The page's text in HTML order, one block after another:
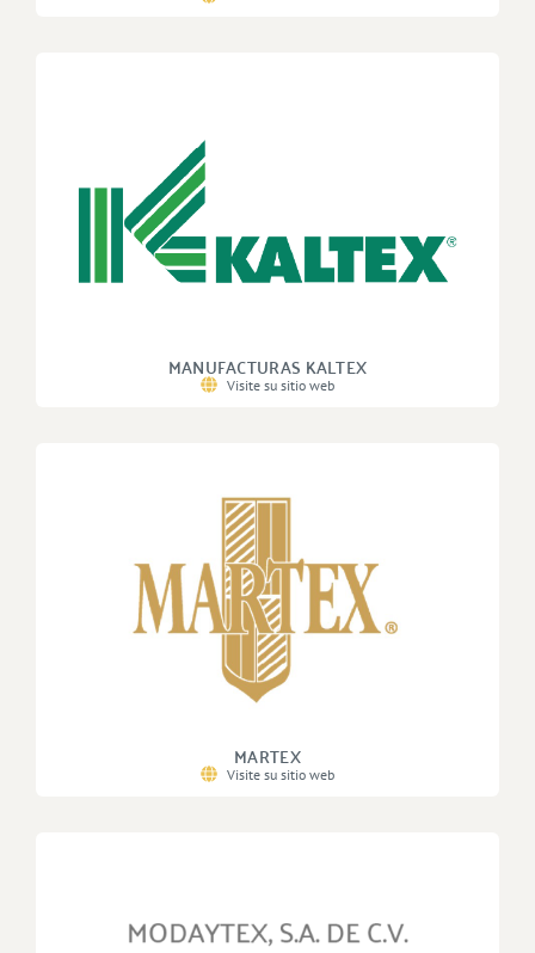
MANUFACTURAS KALTEX
Visite su sitio web
MARTEX
Visite su sitio web